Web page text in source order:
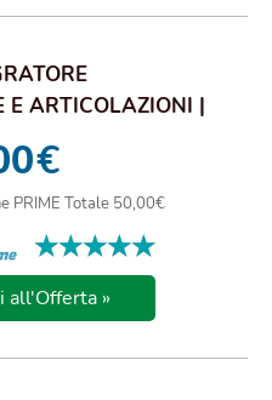
E ARTICOLAZIONI |
€
PRIME Totale 50,00€
★★★★★
★★★★★
all'Offerta »